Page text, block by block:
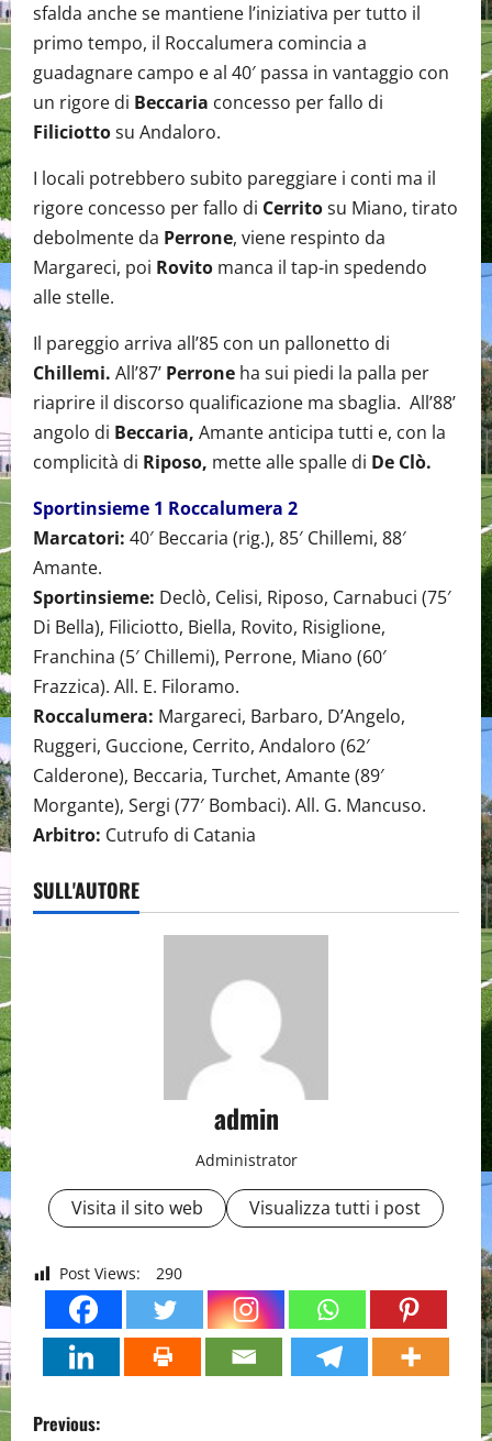
sfalda anche se mantiene l’iniziativa per tutto il
primo tempo, il Roccalumera comincia a
guadagnare campo e al 40′ passa in vantaggio con
un rigore di Beccaria concesso per fallo di
Filiciottosu Andaloro.
I locali potrebbero subito pareggiare i conti ma il
rigore concesso per fallo di Cerritosu Miano, tirato
debolmente da Perrone, viene respinto da
Margareci, poi Rovito manca il tap-in spedendo
alle stelle.
Il pareggio arriva all’85 con un pallonetto di
Chillemi. All’87’ Perrone ha sui piedi la palla per
riaprire il discorso qualificazione ma sbaglia. All’88’
angolo di Beccaria, Amante anticipa tutti e, con la
complicità di Riposo, mette alle spalle di De Clò.
Sportinsieme 1 Roccalumera 2
Marcatori: 40′ Beccaria (rig.), 85′ Chillemi, 88′
Amante.
Sportinsieme: Declò, Celisi, Riposo, Carnabuci (75′
Di Bella), Filiciotto, Biella, Rovito, Risiglione,
Franchina (5′ Chillemi), Perrone, Miano (60′
Frazzica). All. E. Filoramo.
Roccalumera: Margareci, Barbaro, D’Angelo,
Ruggeri, Guccione, Cerrito, Andaloro (62′
Calderone), Beccaria, Turchet, Amante (89′
Morgante), Sergi (77′ Bombaci). All. G. Mancuso.
Arbitro: Cutrufo di Catania
SULL'AUTORE
admin
Administrator
Visita il sito web Visualizza tutti i post
Post Views: 290
P
Previous: